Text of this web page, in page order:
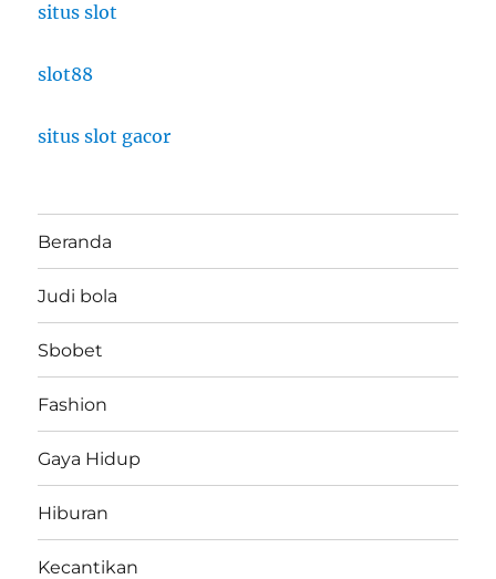
situs slot
slot88
situs slot gacor
Beranda
Judi bola
Sbobet
Fashion
Gaya Hidup
Hiburan
Kecantikan